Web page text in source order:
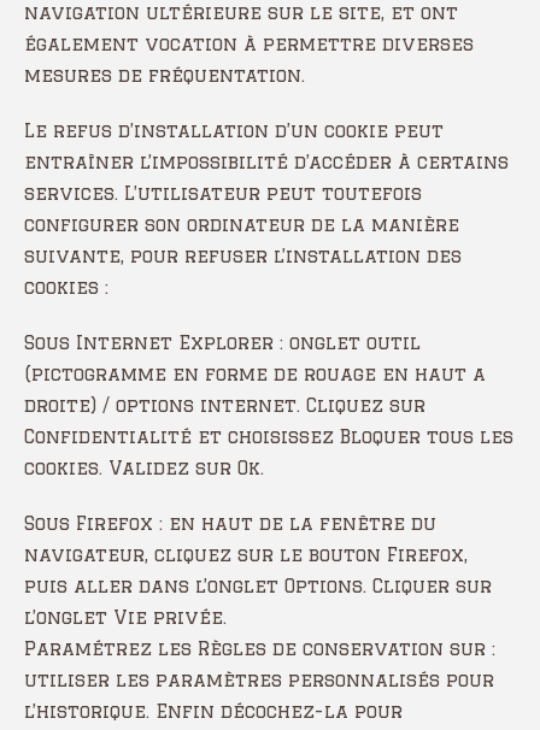
navigation ultérieure sur le site, et ont
également vocation à permettre diverses
mesures de fréquentation.
Le refus d’installation d’un cookie peut
entraîner l’impossibilité d’accéder à certains
services. L’utilisateur peut toutefois
configurer son ordinateur de la manière
suivante, pour refuser l’installation des
cookies :
Sous Internet Explorer : onglet outil
(pictogramme en forme de rouage en haut a
droite) / options internet. Cliquez sur
Confidentialité et choisissez Bloquer tous les
cookies. Validez sur Ok.
Sous Firefox : en haut de la fenêtre du
navigateur, cliquez sur le bouton Firefox,
puis aller dans l’onglet Options. Cliquer sur
l’onglet Vie privée.
Paramétrez les Règles de conservation sur :
utiliser les paramètres personnalisés pour
l’historique. Enfin décochez-la pour